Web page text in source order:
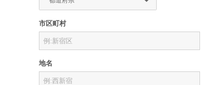
市区町村
地名